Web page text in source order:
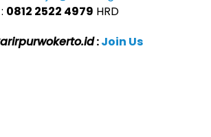
0812 2522 4979 HRD
arirpurwokerto.id:Join Us